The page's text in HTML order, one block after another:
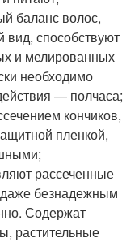
баланс волос,
способствуют
и мелированных
необходимо
— полчаса;
кончиков,
пленкой,
рассеченные
безнадежным
Содержат
растительные